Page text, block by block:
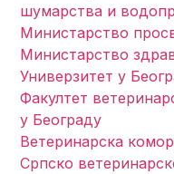
шумарства и
Министарство
Министарство
Универзитет у
Факултет
у Београду
Ветеринарска
Српско